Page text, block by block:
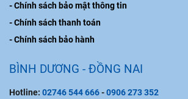
- Chính sách bảo mật thông tin
- Chính sách thanh toán
- Chính sách bảo hành
BÌNH DƯƠNG - ĐỒNG NAI
Hotline: 02746 544 666-0906 273 352